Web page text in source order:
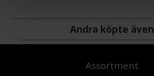
Andra köpte även
Assortment